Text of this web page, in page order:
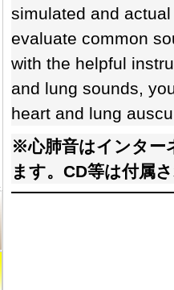
simulated and
evaluate common
with the helpful
and lung sounds,
heart and lung
※心肺音はインター
ます。CD等は付属